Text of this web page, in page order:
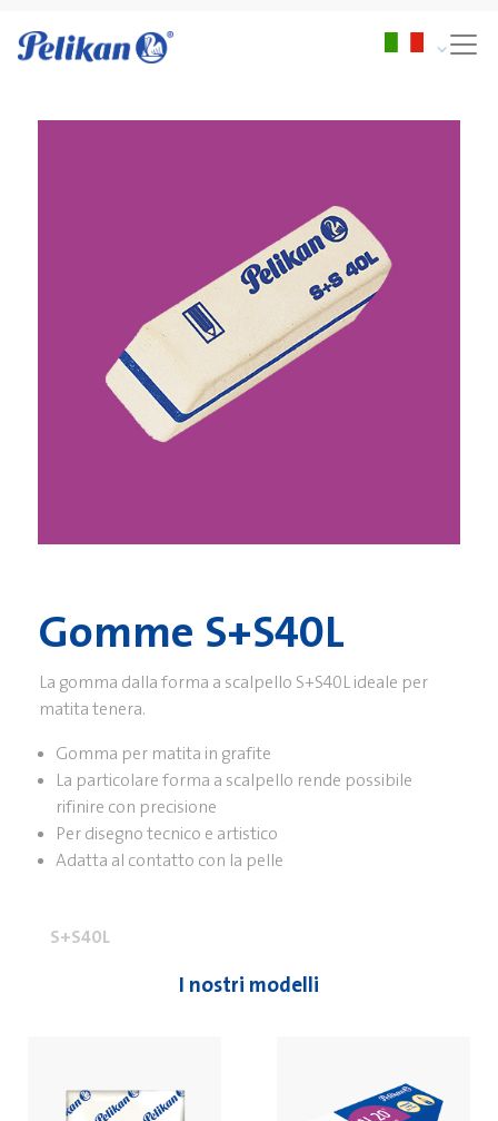
Gomme S+S40L
La gomma dalla forma a scalpello S+S40L ideale per
matita tenera.
Gomma per matita in grafite
La particolare forma a scalpello rende possibile
rifinire con precisione
Per disegno tecnico e artistico
Adatta al contatto con la pelle
S+S40L
I nostri modelli